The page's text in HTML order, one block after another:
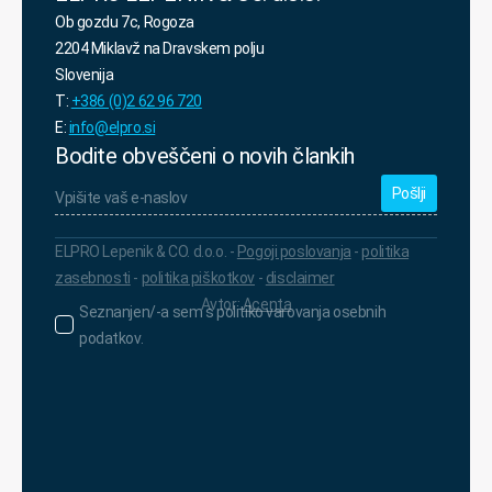
Ob gozdu 7c, Rogoza
2204 Miklavž na Dravskem polju
Slovenija
T: +386 (0)2 62 96 720
E:info@elpro.si
Bodite obveščeni o novih člankih
vaš
e-
*
Seznanjen/-
a
Seznanjen/-a sem s politiko varovanja osebnih
podatkov.
ELPRO Lepenik & CO. d.o.o. - Pogoji poslovanja - politika
zasebnosti - politika piškotkov - disclaimer
Avtor:Acenta